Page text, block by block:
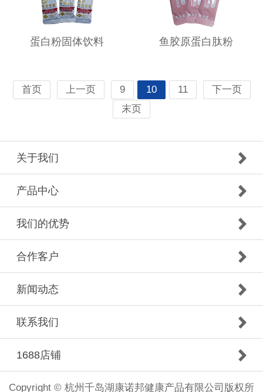
蛋白粉固体饮料 鱼胶原蛋白肽粉
首页 上一页 9 10 11
下一页
末页
关于我们
产品中心
我们的优势
合作客户
新闻动态
联系我们
1688店铺
Copyright © 杭州千岛湖康诺邦健康产品有限公司版权所